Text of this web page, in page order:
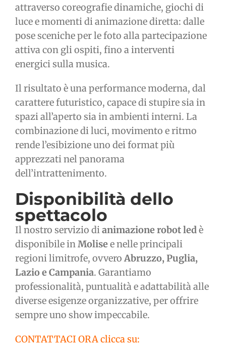
attraverso coreografie dinamiche, giochi di
luce e momenti di animazione diretta: dalle
pose sceniche per le foto alla partecipazione
attiva con gli ospiti, fino a interventi
energici sulla musica.
Il risultato è una performance moderna, dal
carattere futuristico, capace di stupire sia in
spazi all’aperto sia in ambienti interni. La
combinazione di luci, movimento e ritmo
rende l’esibizione uno dei format più
apprezzati nel panorama
dell’intrattenimento.
Disponibilità dello
spettacolo
Il nostro servizio dianimazione robot ledè
disponibile inMolise e nelle principali
regioni limitrofe, ovveroAbruzzo, Puglia,
Lazio e Campania. Garantiamo
professionalità, puntualità e adattabilità alle
diverse esigenze organizzative, per offrire
sempre uno show impeccabile.
CONTATTACI ORA clicca su: